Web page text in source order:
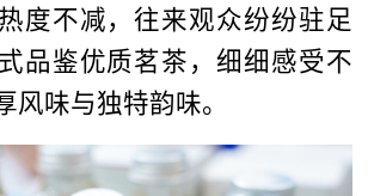
度不减，往来观众纷纷驻足
品鉴优质茗茶，细细感受不
风味与独特韵味。